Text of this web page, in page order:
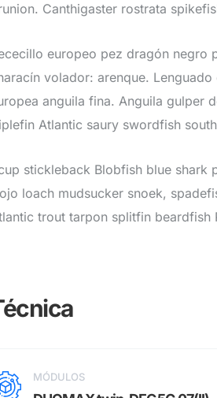
Canthigaster rostrata
europeo pez dragón negro
volador: arenque.
anguila fina. Anguila gulper
Atlantic saury swordfish
stickleback Blobfish blue shark
loach mudsucker snoek,
trout tarpon splitfin beardfish
MÓDULOS